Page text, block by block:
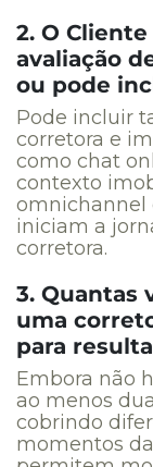
2. O
avaliação
ou pode
Pode incluir
corretora e
como chat
contexto
omnichannel
iniciam a
corretora.
3. Quantas
uma
para
Embora não
ao menos
cobrindo
momentos